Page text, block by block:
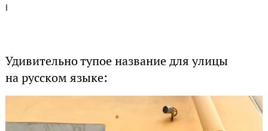
1
Удивительно тупое название для улицы
на русском языке: